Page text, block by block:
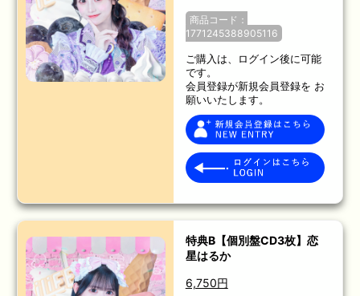
商品コード：
1771245388905116
ご購入は、ログイン後に可能
です。
会員登録が新規会員登録を お
願いいたします。
特典B【個別盤CD3枚】恋
星はるか
6,750円